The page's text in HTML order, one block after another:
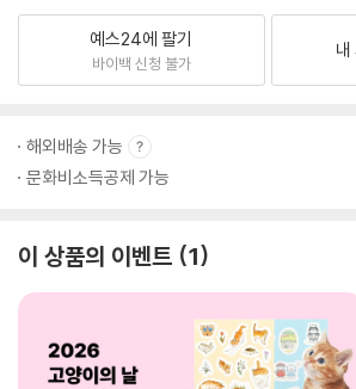
예스24에 팔기
바이백 신청 불가
내
해외배송 가능
문화비소득공제 가능
이 상품의 이벤트 1